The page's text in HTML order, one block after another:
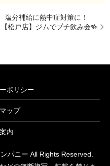
分補給に熱中症対策に！
【松戸店】ジムでプチ飲み会🍻
ポリシー
ップ
内
パニー All Rights Reserved.